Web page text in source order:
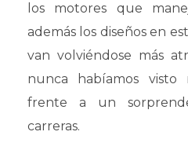
los motores que
además los diseños en
van volviéndose más
nunca habíamos visto
frente a un
carreras.